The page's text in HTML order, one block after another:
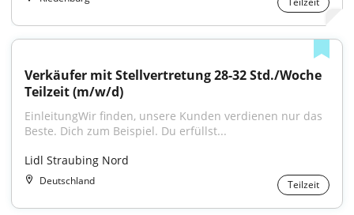
Verkäufer mit Stellvertretung 28-32 Std./Woche
Teilzeit (m/w/d)
EinleitungWir finden, unsere Kunden verdienen nur das
Beste. Dich zum Beispiel. Du erfüllst...
Lidl Straubing Nord
Deutschland Teilzeit